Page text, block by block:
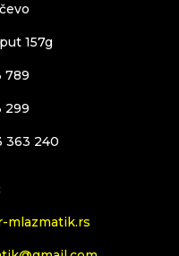
157g
789
299
363 240
mlazmatik.rs